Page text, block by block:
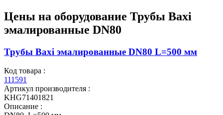
Цены на оборудование Трубы Baxi
эмалированные DN80
Трубы Baxi эмалированные DN80 L=500 мм
Код товара :
111591
Артикул производителя :
KHG71401821
Описание :